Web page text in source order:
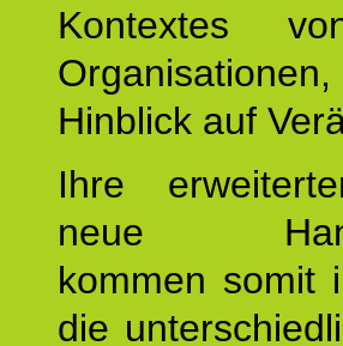
Kontextes
Hinblick auf
Ihre
neue
kommen somit
die